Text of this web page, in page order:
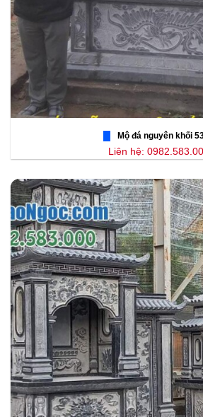
Mộ đá nguyên khối
Liên hệ: